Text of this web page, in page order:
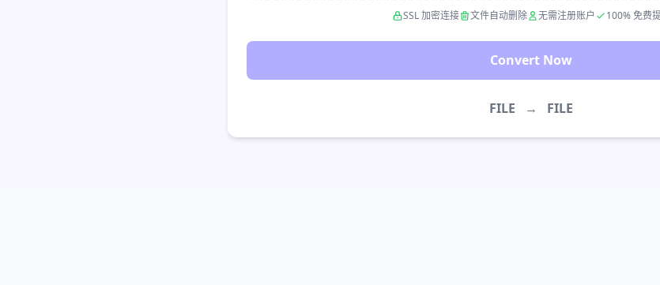
SSL 加密连接 文件自动删除 无需注册账户 100% 免费
Convert Now
FILE → FILE